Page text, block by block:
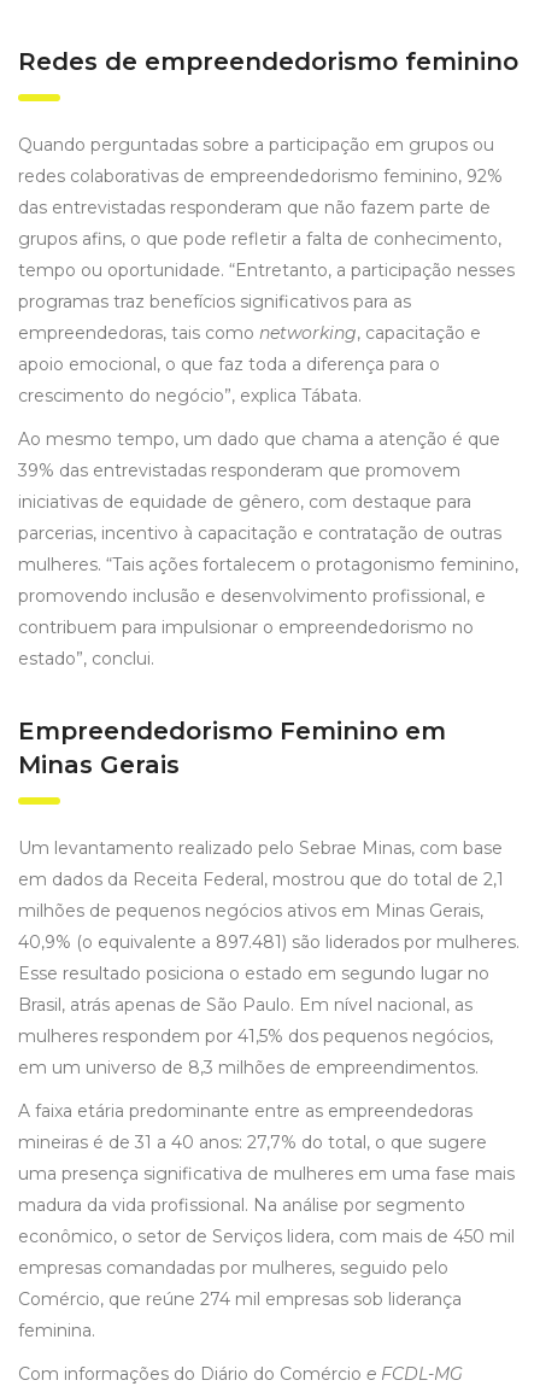
Redes de empreendedorismo feminino
Quando perguntadas sobre a participação em grupos ou
redes colaborativas de empreendedorismo feminino, 92%
das entrevistadas responderam que não fazem parte de
grupos afins, o que pode refletir a falta de conhecimento,
tempo ou oportunidade. “Entretanto, a participação nesses
programas traz benefícios significativos para as
empreendedoras, tais como networking, capacitação e
apoio emocional, o que faz toda a diferença para o
crescimento do negócio”, explica Tábata.
Ao mesmo tempo, um dado que chama a atenção é que
39% das entrevistadas responderam que promovem
iniciativas de equidade de gênero, com destaque para
parcerias, incentivo à capacitação e contratação de outras
mulheres. “Tais ações fortalecem o protagonismo feminino,
promovendo inclusão e desenvolvimento profissional, e
contribuem para impulsionar o empreendedorismo no
estado”, conclui.
Empreendedorismo Feminino em
Minas Gerais
Um levantamento realizado pelo Sebrae Minas, com base
em dados da Receita Federal, mostrou que do total de 2,1
milhões de pequenos negócios ativos em Minas Gerais,
40,9% (o equivalente a 897.481) são liderados por mulheres.
Esse resultado posiciona o estado em segundo lugar no
Brasil, atrás apenas de São Paulo. Em nível nacional, as
mulheres respondem por 41,5% dos pequenos negócios,
em um universo de 8,3 milhões de empreendimentos.
A faixa etária predominante entre as empreendedoras
mineiras é de 31 a 40 anos: 27,7% do total, o que sugere
uma presença significativa de mulheres em uma fase mais
madura da vida profissional. Na análise por segmento
econômico, o setor de Serviços lidera, com mais de 450 mil
empresas comandadas por mulheres, seguido pelo
Comércio, que reúne 274 mil empresas sob liderança
feminina.
Com informações do Diário do Comércio e FCDL-MG